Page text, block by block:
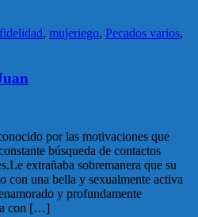
, mujeriego, Pecados varios,
por las motivaciones que
búsqueda de contactos
extrañaba sobremanera que su
con una bella y sexualmente activa
y profundamente
con […]